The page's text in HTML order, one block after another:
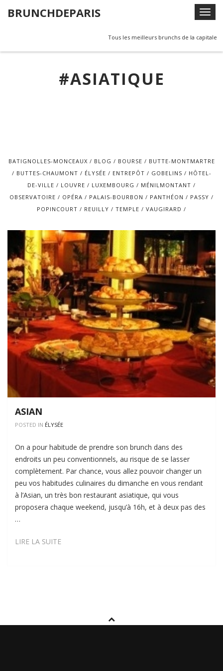
T
g
g
t
i
n
BRUNCHDEPARIS
Tous les meilleurs brunchs de la capitale
#ASIATIQUE
BATIGNOLLES-MONCEAUX BLOG BOURSE
BUTTE-MONTMARTRE
BUTTES-CHAUMONT
ÉLYSÉE ENTREPÔT GOBELINS
HÔTEL-
DE-VILLE
LOUVRE LUXEMBOURG
MÉNILMONTANT
OBSERVATOIRE
OPÉRA PALAIS-BOURBON PANTHÉON
PASSY
POPINCOURT
REUILLY TEMPLE VAUGIRARD
ASIAN
POSTED IN ÉLYSÉE
On a pour habitude de prendre son brunch dans des
endroits un peu conventionnels, au risque de se lasser
complètement. Par chance, vous allez pouvoir changer un
peu vos habitudes culinaires du dimanche en vous rendant
à l’Asian, un très bon restaurant asiatique, qui vous
proposera chaque weekend, jusqu’à 16h, et à deux pas des
…
LIRE LA SUITEASIAN